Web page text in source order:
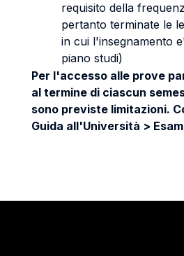
requisito della
pertanto terminate le
in cui l'insegnamento
piano studi)
Per l'accesso alle prove
al termine di ciascun
sono previste limitazioni.
Guida all'Università >